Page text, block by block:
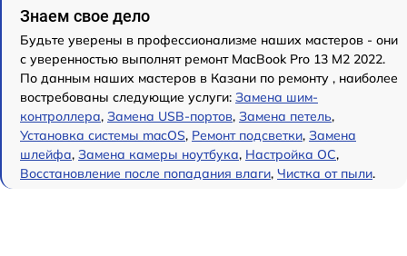
Знаем свое дело
Будьте уверены в профессионализме наших мастеров - они
с уверенностью выполнят ремонт MacBook Pro 13 M2 2022.
По данным наших мастеров в Казани по ремонту , наиболее
востребованы следующие услуги: Замена шим-
контроллера, Замена USB-портов, Замена петель,
Установка системы macOS, Ремонт подсветки, Замена
шлейфа, Замена камеры ноутбука, Настройка ОС,
Восстановление после попадания влаги, Чистка от пыли.